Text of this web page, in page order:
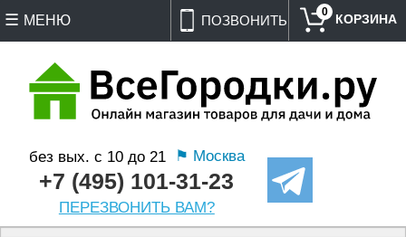
ПОЗВОНИТЬ
без вых. с 10 до 21 ⚑ Москва
+7 (495) 101-31-23
ПЕРЕЗВОНИТЬ ВАМ?
0
МЕНЮ